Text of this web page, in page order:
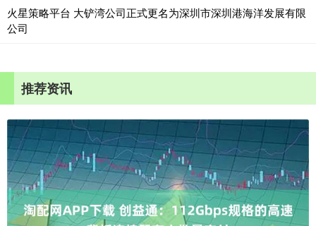
火星策略平台 大铲湾公司正式更名为深圳市深圳港海洋发展有限
公司
推荐资讯